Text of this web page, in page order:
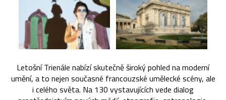
Letošní Trienále nabízí skutečně široký pohled na moderní
umění, a to nejen současné francouzské umělecké scény, ale
i celého světa. Na 130 vystavujících vede dialog